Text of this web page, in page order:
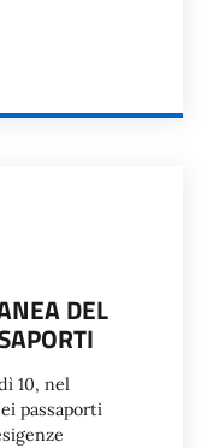
DEL
10, nel
passaporti